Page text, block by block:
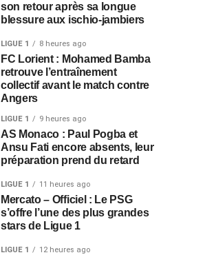
son retour après sa longue
blessure aux ischio-jambiers
LIGUE 1 8 heures ago
FC Lorient : Mohamed Bamba
retrouve l’entraînement
collectif avant le match contre
Angers
LIGUE 1 9 heures ago
AS Monaco : Paul Pogba et
Ansu Fati encore absents, leur
préparation prend du retard
LIGUE 1 11 heures ago
Mercato – Officiel : Le PSG
s’offre l’une des plus grandes
stars de Ligue 1
LIGUE 1 12 heures ago